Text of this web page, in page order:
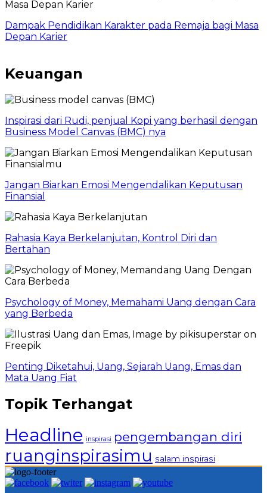
Dampak Pendidikan Karakter pada Remaja bagi Masa
Depan Karier
Keuangan
Inspirasi dari Rudi, penjual Kopi yang berhasil dengan
Business Model Canvas (BMC) nya
Jangan Biarkan Emosi Mengendalikan Keputusan
Finansial
Rahasia Kaya Berkelanjutan, Kontrol Diri dan
Bertahan
Psychology of Money, Memahami Uang dengan Cara
yang Berbeda
Penting Diketahui, Uang, Sejarah Uang, Emas dan
Mata Uang Fiat
Topik Terhangat
Headline inspirasi pengembangan diri
ruanginspirasimu salam inspirasi